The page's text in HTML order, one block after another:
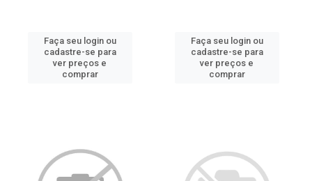
Faça seu login ou
cadastre-se para
ver preços e
comprar
Faça seu login ou
cadastre-se para
ver preços e
comprar